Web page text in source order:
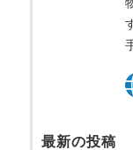
最新の投稿